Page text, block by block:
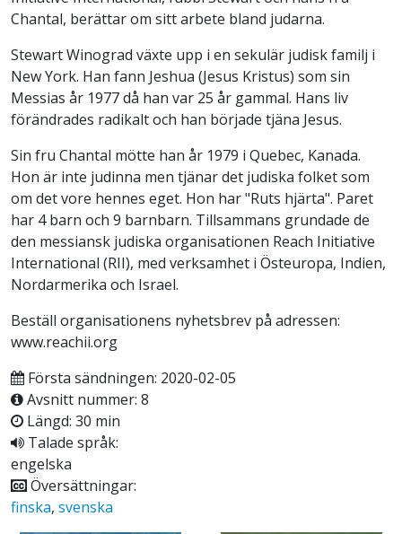
Chantal, berättar om sitt arbete bland judarna.
Stewart Winograd växte upp i en sekulär judisk familj i
New York. Han fann Jeshua (Jesus Kristus) som sin
Messias år 1977 då han var 25 år gammal. Hans liv
förändrades radikalt och han började tjäna Jesus.
Sin fru Chantal mötte han år 1979 i Quebec, Kanada.
Hon är inte judinna men tjänar det judiska folket som
om det vore hennes eget. Hon har "Ruts hjärta". Paret
har 4 barn och 9 barnbarn. Tillsammans grundade de
den messiansk judiska organisationen Reach Initiative
International (RII), med verksamhet i Östeuropa, Indien,
Nordarmerika och Israel.
Beställ organisationens nyhetsbrev på adressen:
www.reachii.org
Första sändningen: 2020-02-05
Avsnitt nummer: 8
Längd: 30 min
Talade språk:
engelska
Översättningar:
finska, svenska